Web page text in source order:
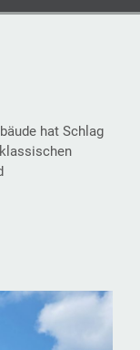
hat Schlag